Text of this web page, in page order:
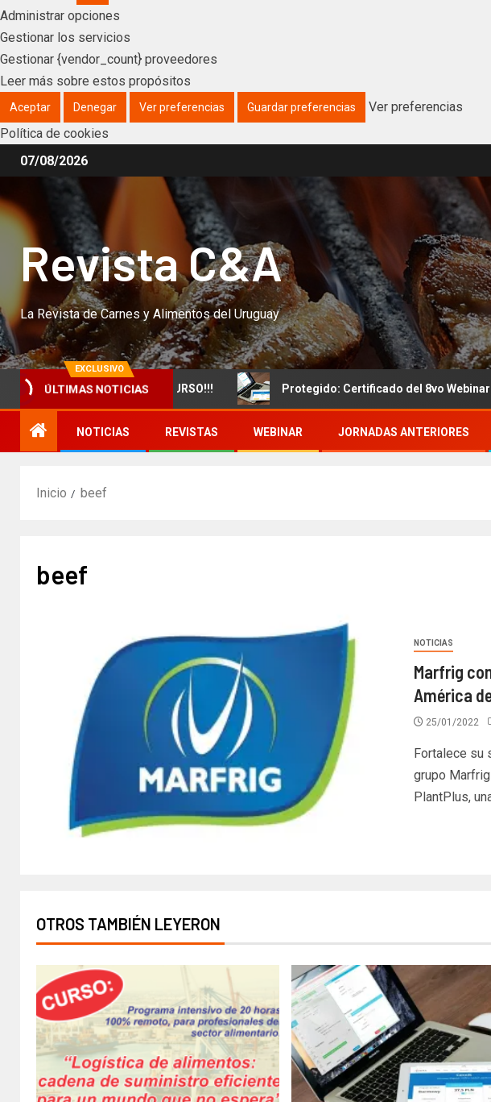
Administrar opciones
Gestionar los servicios
Gestionar {vendor_count} proveedores
Leer más sobre estos propósitos
Aceptar Denegar Ver preferencias Guardar preferencias
Ver preferencias
Política de cookies
07/08/2026
Revista C&A
La Revista de Carnes y Alimentos del Uruguay
EXCLUSIVO
ÚLTIMAS NOTICIAS
de un nuevo CURSO!!! Protegido: Certificado del 8vo Webinar
NOTICIAS REVISTAS WEBINAR JORNADAS ANTERIORES
Inicio beef
beef
NOTICIAS
Marfrig
América
25/01/2022
Fortalece su
grupo
PlantPlus,
OTROS TAMBIÉN LEYERON